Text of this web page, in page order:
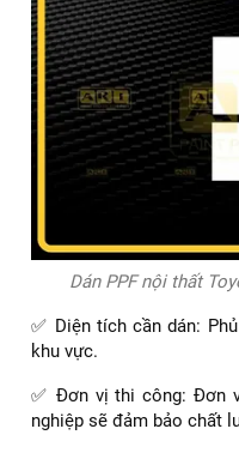
Dán PPF nội thất
✅ Diện tích cần dán:
khu vực.
✅ Đơn vị thi công: Đơn
nghiệp sẽ đảm bảo chất